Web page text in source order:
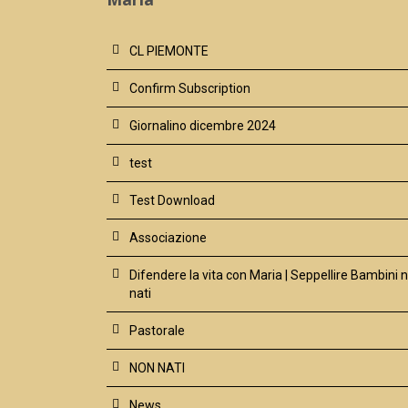
CL PIEMONTE
Confirm Subscription
Giornalino dicembre 2024
test
Test Download
Associazione
Difendere la vita con Maria | Seppellire Bambini
nati
Pastorale
NON NATI